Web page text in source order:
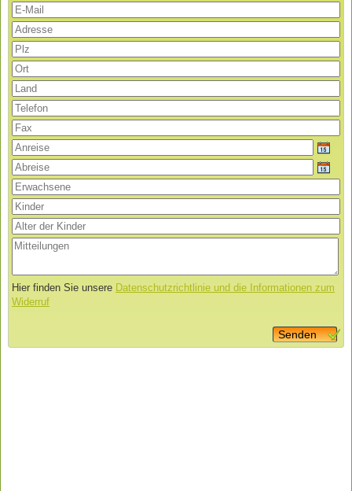
Hier finden Sie unsere Datenschutzrichtlinie und die Informationen zum
Widerruf
Senden